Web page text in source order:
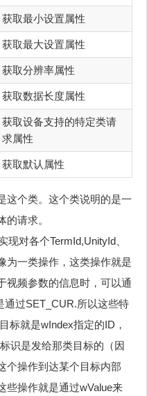
获取最小设置属性
获取最大设置属性
获取分辨率属性
获取数据长度属性
获取设备支持的特定类请
求属性
获取默认属性
这个类。这个类说明的是一
请求。
现对各个TermId,UnityId、
为一类操作，这类操作就是
视频参数的信息时，可以通
通过SET_CUR.所以这些特
标就是wIndex指定的ID，
识是发给那类目标的（因
个操作到达某个目标内部
些操作就是通过wValue来